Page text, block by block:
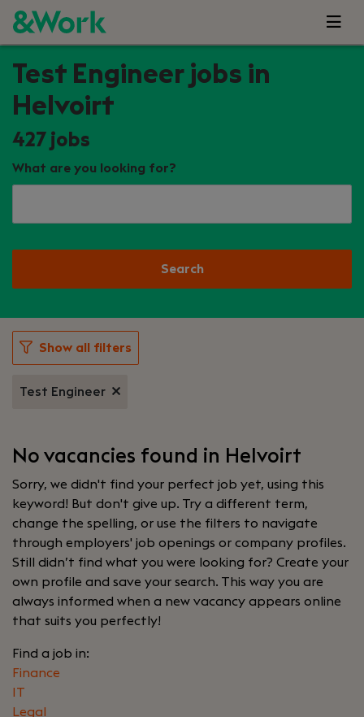
Test Engineer jobs in
Helvoirt
427 jobs
What are you looking for?
Search
Show all filters
Test Engineer
No vacancies found in Helvoirt
Sorry, we didn't find your perfect job yet, using this
keyword! But don't give up. Try a different term,
change the spelling, or use the filters to navigate
through employers' job openings or company profiles.
Still didn’t find what you were looking for? Create your
own profile and save your search. This way you are
always informed when a new vacancy appears online
that suits you perfectly!
Find a job in:
Finance
IT
Legal